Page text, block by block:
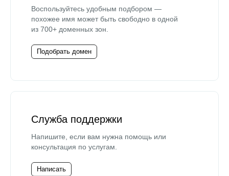
Воспользуйтесь удобным подбором —
похожее имя может быть свободно в одной
из 700+ доменных зон.
Подобрать домен
Служба поддержки
Напишите, если вам нужна помощь или
консультация по услугам.
Написать